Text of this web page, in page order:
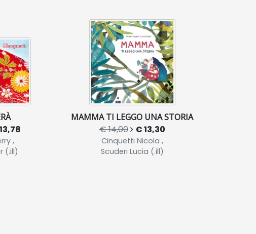
,
(.ill)
MAMMA TI LEGGO UNA STORIA
€ 14,00 € 13,30
Cinquetti Nicola ,
Scuderi Lucia (.ill)